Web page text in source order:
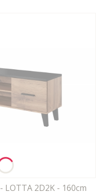
Szafka RTV Dąb Wotan - LOTTA 2D2K - 160cm